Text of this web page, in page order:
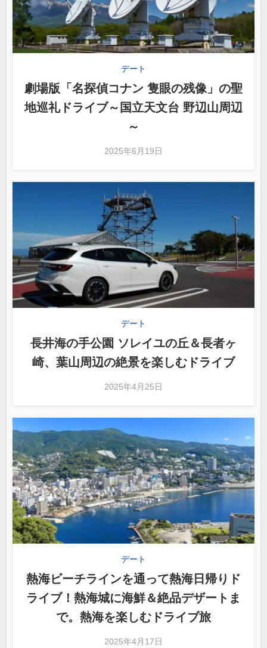
デート
劇場版「名探偵コナン 隻眼の残像」の聖
地巡礼ドライブ～国立天文台 野辺山周辺
～
2025年6月19日
デート
長井海の手公園 ソレイユの丘＆長者ヶ
崎、葉山周辺の絶景を楽しむドライブ
2025年4月25日
デート
熱海ビーチラインを通って熱海日帰りド
ライブ！熱海城に海鮮＆絶品デザートま
で。熱海を楽しむドライブ旅
2025年4月17日